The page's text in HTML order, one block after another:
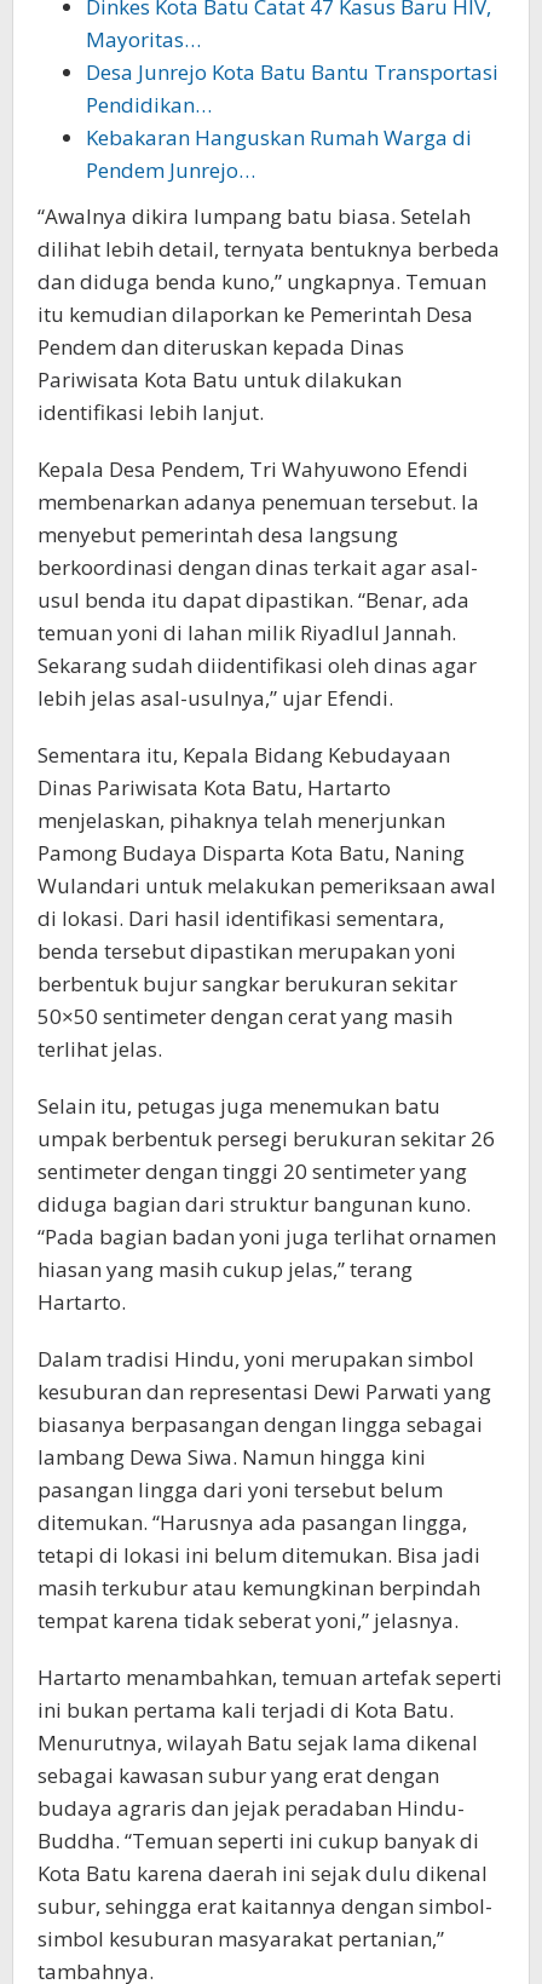
Dinkes Kota Batu Catat 47 Kasus Baru HIV,
Mayoritas…
Desa Junrejo Kota Batu Bantu Transportasi
Pendidikan…
Kebakaran Hanguskan Rumah Warga di
Pendem Junrejo…
“Awalnya dikira lumpang batu biasa. Setelah
dilihat lebih detail, ternyata bentuknya berbeda
dan diduga benda kuno,” ungkapnya. Temuan
itu kemudian dilaporkan ke Pemerintah Desa
Pendem dan diteruskan kepada Dinas
Pariwisata Kota Batu untuk dilakukan
identifikasi lebih lanjut.
Kepala Desa Pendem, Tri Wahyuwono Efendi
membenarkan adanya penemuan tersebut. Ia
menyebut pemerintah desa langsung
berkoordinasi dengan dinas terkait agar asal-
usul benda itu dapat dipastikan. “Benar, ada
temuan yoni di lahan milik Riyadlul Jannah.
Sekarang sudah diidentifikasi oleh dinas agar
lebih jelas asal-usulnya,” ujar Efendi.
Sementara itu, Kepala Bidang Kebudayaan
Dinas Pariwisata Kota Batu, Hartarto
menjelaskan, pihaknya telah menerjunkan
Pamong Budaya Disparta Kota Batu, Naning
Wulandari untuk melakukan pemeriksaan awal
di lokasi. Dari hasil identifikasi sementara,
benda tersebut dipastikan merupakan yoni
berbentuk bujur sangkar berukuran sekitar
50×50 sentimeter dengan cerat yang masih
terlihat jelas.
Selain itu, petugas juga menemukan batu
umpak berbentuk persegi berukuran sekitar 26
sentimeter dengan tinggi 20 sentimeter yang
diduga bagian dari struktur bangunan kuno.
“Pada bagian badan yoni juga terlihat ornamen
hiasan yang masih cukup jelas,” terang
Hartarto.
Dalam tradisi Hindu, yoni merupakan simbol
kesuburan dan representasi Dewi Parwati yang
biasanya berpasangan dengan lingga sebagai
lambang Dewa Siwa. Namun hingga kini
pasangan lingga dari yoni tersebut belum
ditemukan. “Harusnya ada pasangan lingga,
tetapi di lokasi ini belum ditemukan. Bisa jadi
masih terkubur atau kemungkinan berpindah
tempat karena tidak seberat yoni,” jelasnya.
Hartarto menambahkan, temuan artefak seperti
ini bukan pertama kali terjadi di Kota Batu.
Menurutnya, wilayah Batu sejak lama dikenal
sebagai kawasan subur yang erat dengan
budaya agraris dan jejak peradaban Hindu-
Buddha. “Temuan seperti ini cukup banyak di
Kota Batu karena daerah ini sejak dulu dikenal
subur, sehingga erat kaitannya dengan simbol-
simbol kesuburan masyarakat pertanian,”
tambahnya.